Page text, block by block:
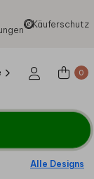
Käuferschutz
0
Alle Designs